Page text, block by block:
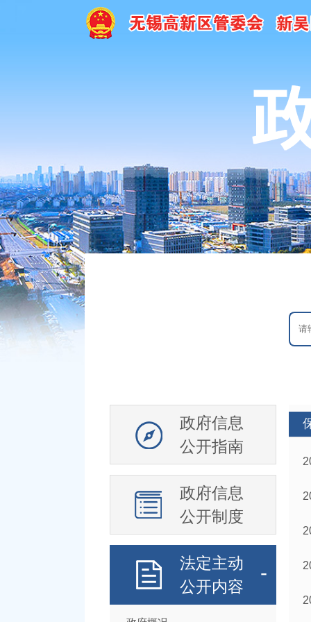
政府信息
公开指南
政府信息
公开制度
法定主动
公开内容